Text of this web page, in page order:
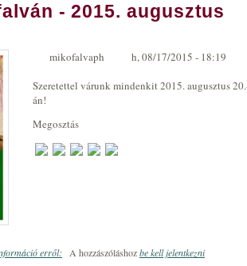
- 2015. augusztus
mikofalvaph
h, 08/17/2015 - 18:19
Szeretettel várunk mindenkit 2015. augusztus
án!
Megosztás
erről: Búcsú Mikófalván - 2015. augusztus 20.
A hozzászóláshozbe kell jelentkezni